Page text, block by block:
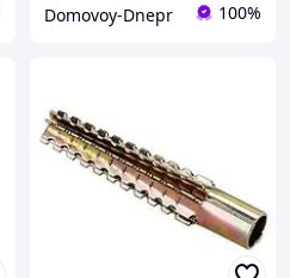
Domovoy-Dnepr 100%